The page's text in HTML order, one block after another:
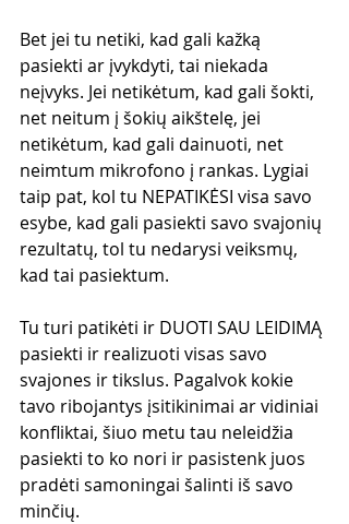
Bet jei tu netiki, kad gali kažką
pasiekti ar įvykdyti, tai niekada
neįvyks. Jei netikėtum, kad gali šokti,
net neitum į šokių aikštelę, jei
netikėtum, kad gali dainuoti, net
neimtum mikrofono į rankas. Lygiai
taip pat, kol tu NEPATIKĖSI visa savo
esybe, kad gali pasiekti savo svajonių
rezultatų, tol tu nedarysi veiksmų,
kad tai pasiektum.
Tu turi patikėti ir DUOTI SAU LEIDIMĄ
pasiekti ir realizuoti visas savo
svajones ir tikslus. Pagalvok kokie
tavo ribojantys įsitikinimai ar vidiniai
konfliktai, šiuo metu tau neleidžia
pasiekti to ko nori ir pasistenk juos
pradėti samoningai šalinti iš savo
minčių.